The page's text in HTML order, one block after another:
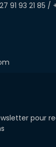
91 93 21 85 /
pour